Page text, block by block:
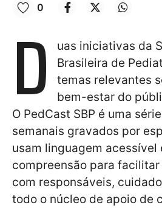
0
D
uas iniciativas da
Brasileira de
temas relevantes
bem-estar do
O PedCast SBP é uma
semanais gravados por
usam linguagem acessível
compreensão para
com responsáveis,
todo o núcleo de apoio de